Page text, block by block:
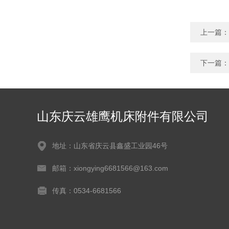
上一篇：
下一篇：
山东庆云雄鹰机床附件有限公司
地址：山东省庆云县鑫盛工业园46号
邮箱：xiongying6681566@163.com
传真：0534-6681566